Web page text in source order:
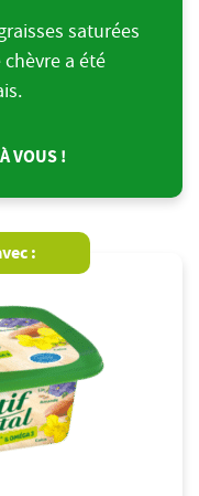
saturées
a été
VOUS !
: